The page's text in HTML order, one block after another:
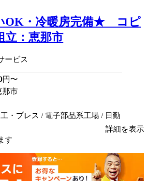
OK・冷暖房完備★ コピ
立：恵那市
ービス
円〜
那市
・プレス / 電子部品系工場 / 日勤
詳細を表示
す